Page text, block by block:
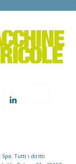
Tutti i diritti